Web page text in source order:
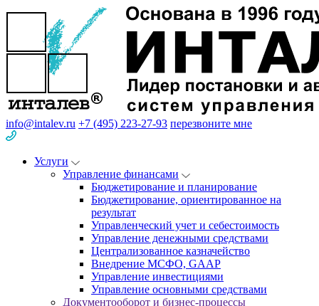
info@intalev.ru +7 (495) 223-27-93 перезвоните мне
Услуги
Управление финансами
Бюджетирование и планирование
Бюджетирование, ориентированное на
результат
Управленческий учет и себестоимость
Управление денежными средствами
Централизованное казначейство
Внедрение МСФО, GAAP
Управление инвестициями
Управление основными средствами
Документооборот и бизнес-процессы